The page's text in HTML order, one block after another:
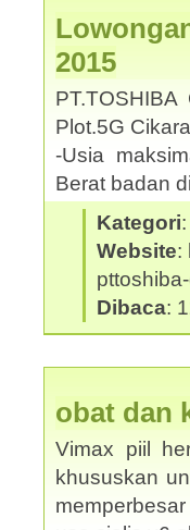
2015
Plot.5G
-Usia
Berat badan
Kategori
Website:
Dibaca:
obat dan
Vimax piil
khususkan